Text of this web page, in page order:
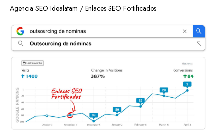
Agencia SEO Idealatam / Enlaces SEO Fortificados